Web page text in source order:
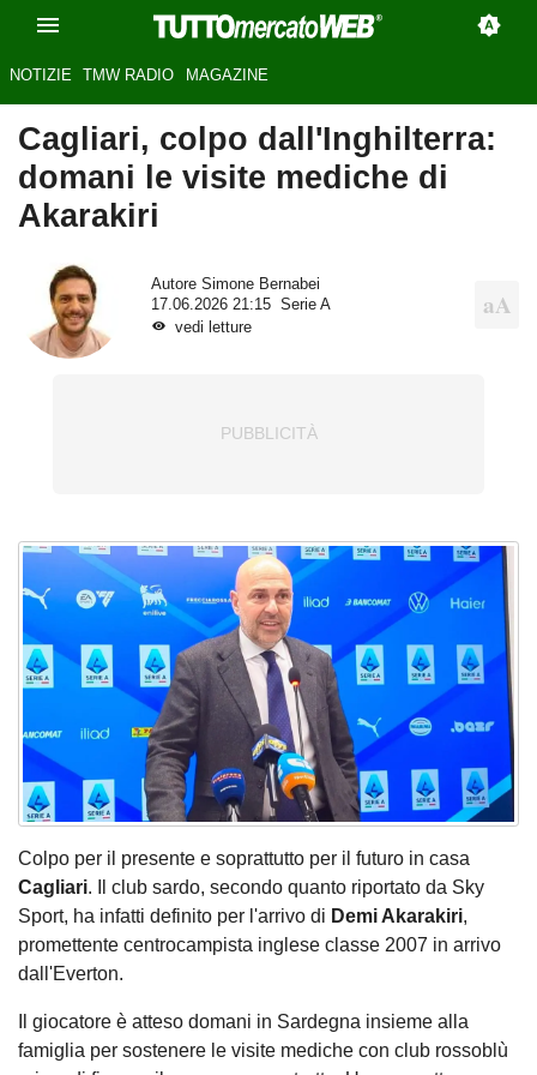
NOTIZIE TMW RADIO MAGAZINE
Cagliari, colpo dall'Inghilterra:
domani le visite mediche di
Akarakiri
Autore Simone Bernabei
17.06.2026 21:15
Serie A
vedi letture
Colpo per il presente e soprattutto per il futuro in casa
Cagliari. Il club sardo, secondo quanto riportato da Sky
Sport, ha infatti definito per l'arrivo di Demi Akarakiri,
promettente centrocampista inglese classe 2007 in arrivo
dall'Everton.
Il giocatore è atteso domani in Sardegna insieme alla
famiglia per sostenere le visite mediche con club rossoblù